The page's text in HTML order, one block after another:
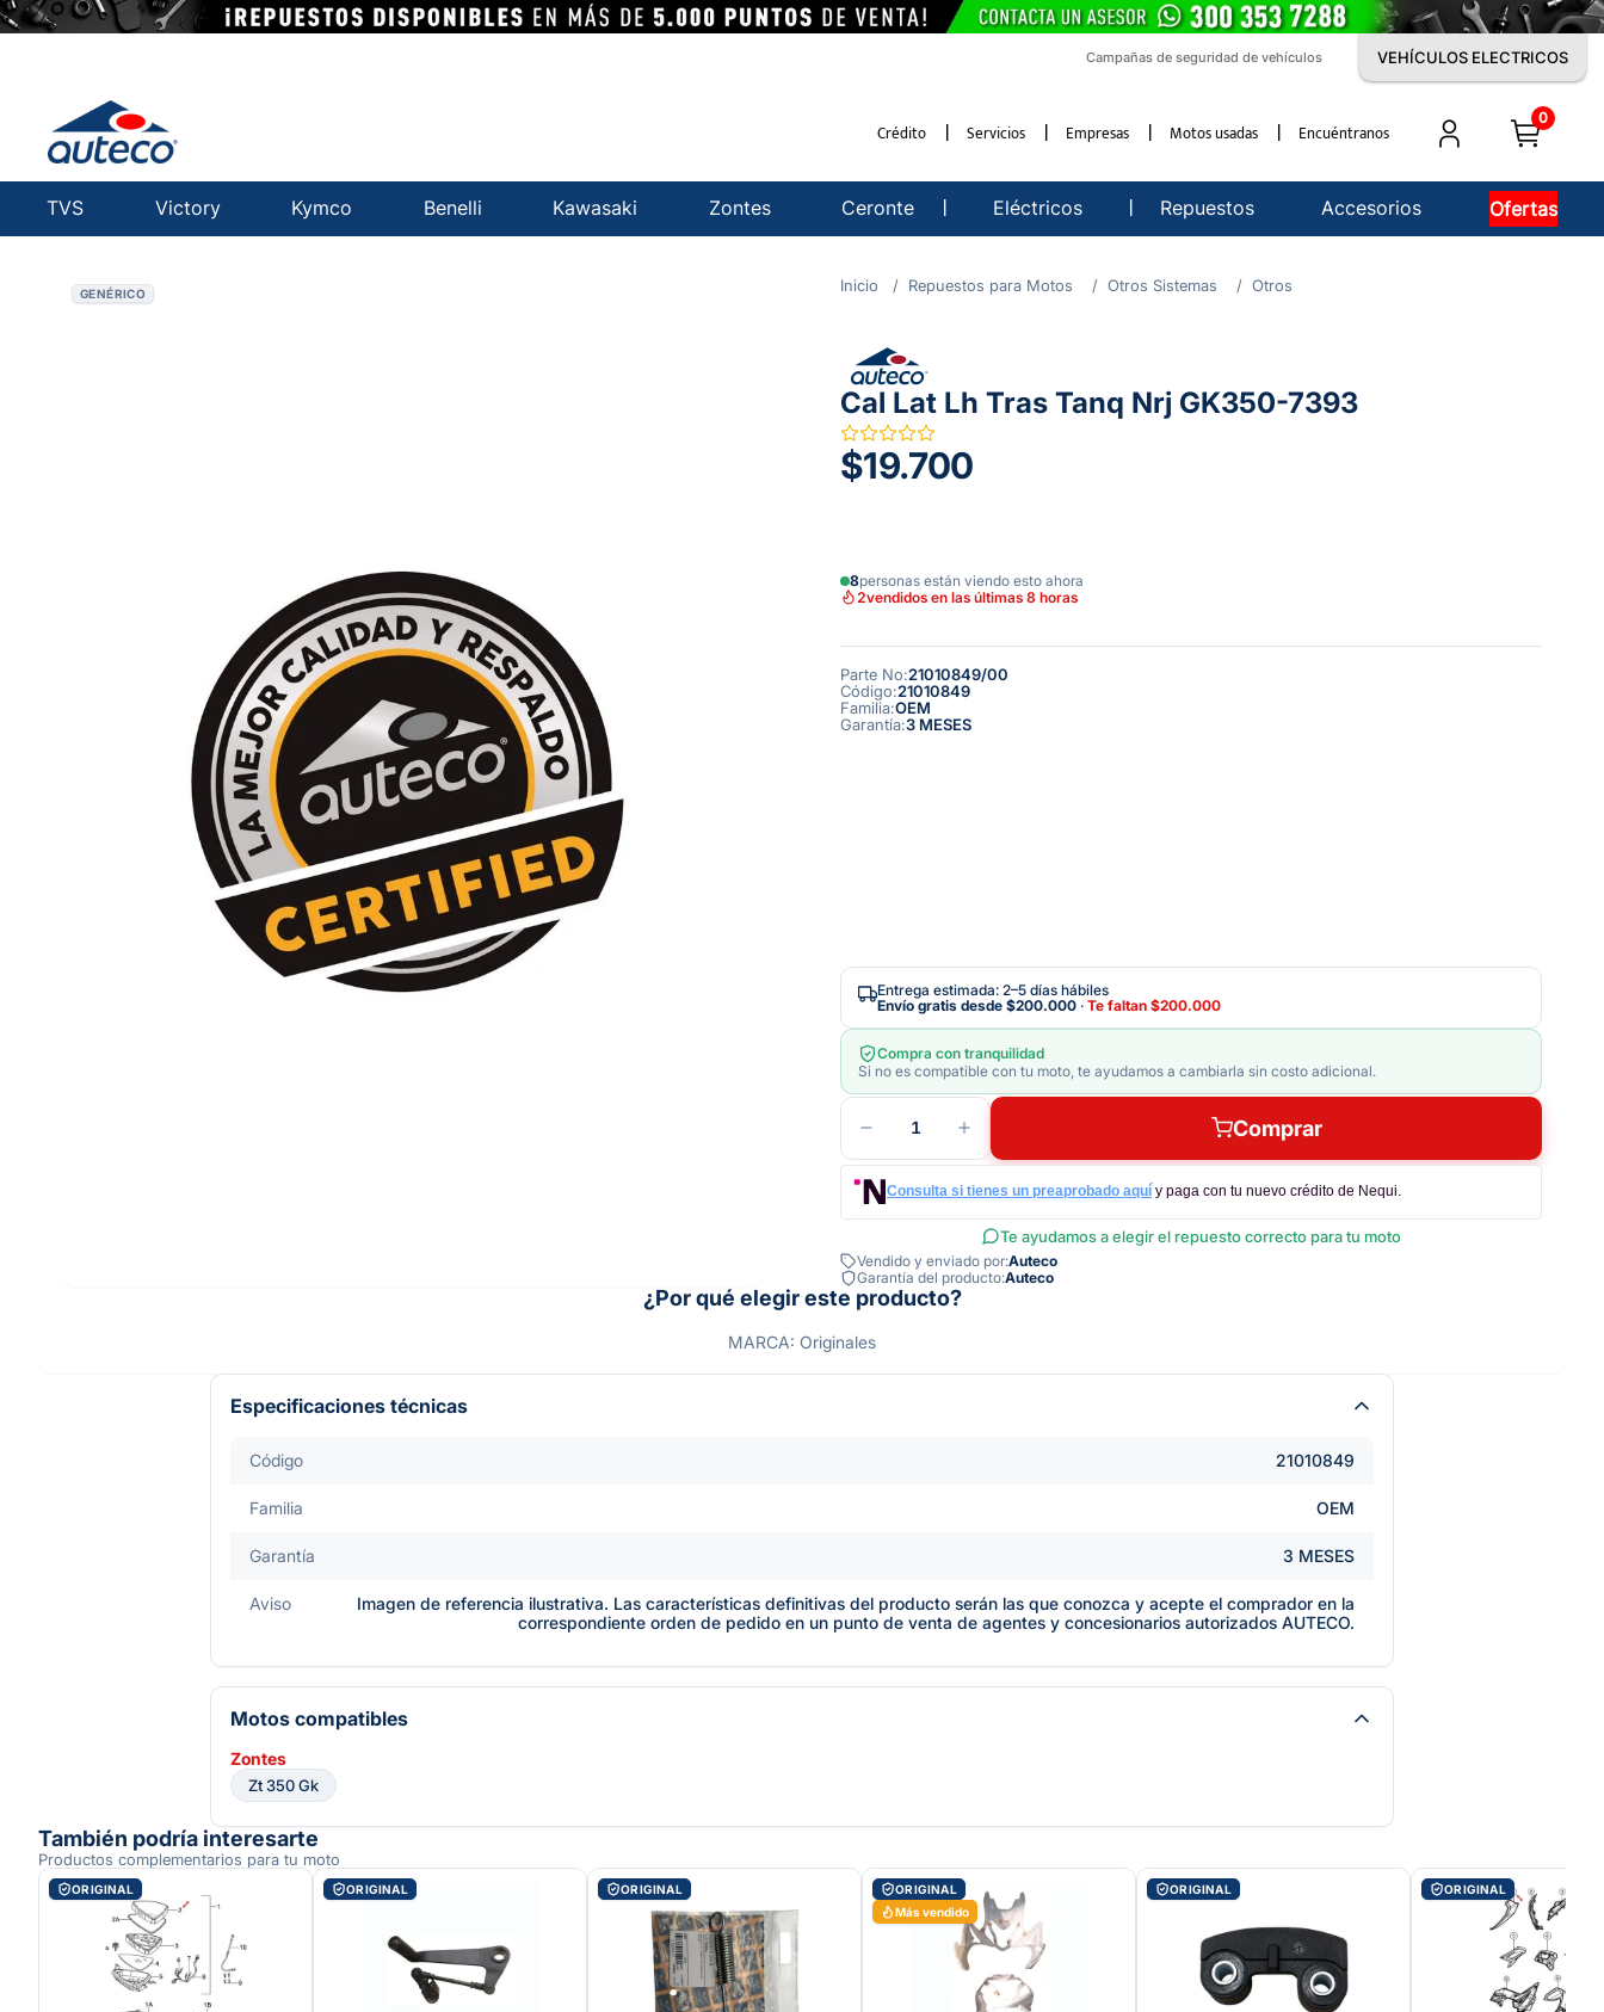
Campañas de seguridad de vehículos VEHÍCULOS ELECTRICOS
Crédito Servicios Empresas Motos usadas Encuéntranos
0
TVS Victory Kymco Benelli Kawasaki Zontes Ceronte Eléctricos Repuestos Accesorios Ofertas
GENÉRICO Repuestos para Motos Otros Sistemas Otros
Cal Lat Lh Tras Tanq Nrj GK350-7393
$19.700
8personas están viendo esto ahora
2vendidos en las últimas 8 horas
Parte No:21010849/00
Código:21010849
Familia:OEM
Garantía:3 MESES
Entrega estimada: 2–5 días hábiles
Envío gratis desde $200.000 · Te faltan $200.000
Compra con tranquilidad
Si no es compatible con tu moto, te ayudamos a cambiarla sin costo adicional.
1 Comprar
Consulta si tienes un preaprobado aquí y paga con tu nuevo crédito de Nequi.
Te ayudamos a elegir el repuesto correcto para tu moto
Vendido y enviado por:Auteco
Garantía del producto:Auteco
¿Por qué elegir este producto?
MARCA: Originales
Especificaciones técnicas
Código 21010849
Familia OEM
Garantía 3 MESES
Aviso
Imagen de referencia ilustrativa. Las características definitivas del producto serán las que conozca y acepte el comprador en la
correspondiente orden de pedido en un punto de venta de agentes y concesionarios autorizados AUTECO.
Motos compatibles
Zontes
Zt 350 Gk
También podría interesarte
Productos complementarios para tu moto
ORIGINAL ORIGINAL ORIGINAL
ORIGINAL
Más vendido
ORIGINAL ORIGINAL